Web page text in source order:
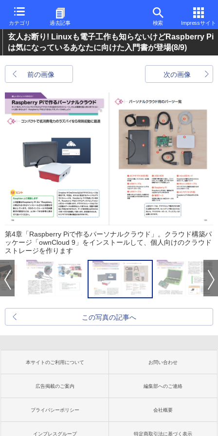
カテゴリ 過去記事 検索 Impressサイト
玄人お断り! Linuxも電子工作も知らないけどRaspberry Pi
は気になっているあなたに向けた入門書が登場(8/9)
前の画像 次の画像
第4章「Raspberry Piで作るパーソナルクラウド」。クラウド構築パ
ッケージ「ownCloud 9」をインストールして、個人向けのクラウド
ストレージを作ります
この写真の記事へ
本サイトのご利用について お問い合わせ
広告掲載のご案内 編集部へのご連絡
プライバシーポリシー 会社概要
インプレスグループ 特定商取引法に基づく表示